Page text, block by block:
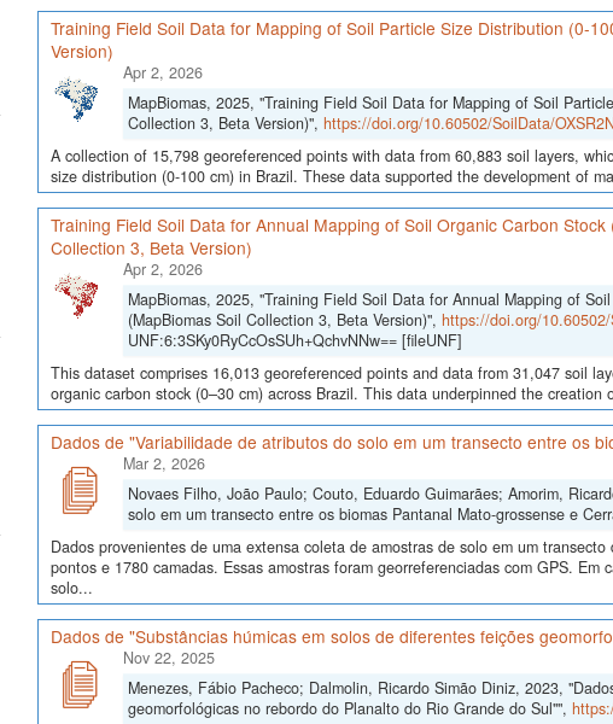
Training Field Soil Data for Mapping of Soil Particle Size Distribution (0-
Version)
Apr 2, 2026
MapBiomas, 2025, "Training Field Soil Data for Mapping of Soil
Collection 3, Beta Version)", https://doi.org/10.60502/SoilData/
A collection of 15,798 georeferenced points with data from 60,883 soil layers,
size distribution (0-100 cm) in Brazil. These data supported the development of
Training Field Soil Data for Annual Mapping of Soil Organic Carbon
Collection 3, Beta Version)
Apr 2, 2026
MapBiomas, 2025, "Training Field Soil Data for Annual Mapping of
(MapBiomas Soil Collection 3, Beta Version)", https://doi.org/
UNF:6:3SKy0RyCcOsSUh+QchvNNw== [fileUNF]
This dataset comprises 16,013 georeferenced points and data from 31,047 soil
organic carbon stock (0–30 cm) across Brazil. This data underpinned the
Dados de "Variabilidade de atributos do solo em um transecto entre os
Mar 2, 2026
Novaes Filho, João Paulo; Couto, Eduardo Guimarães; Amorim,
solo em um transecto entre os biomas Pantanal Mato-grossense e
Dados provenientes de uma extensa coleta de amostras de solo em um
pontos e 1780 camadas. Essas amostras foram georreferenciadas com GPS.
solo...
Dados de "Substâncias húmicas em solos de diferentes feições
Nov 22, 2025
Menezes, Fábio Pacheco; Dalmolin, Ricardo Simão Diniz, 2023,
geomorfológicas no rebordo do Planalto do Rio Grande do Sul"",